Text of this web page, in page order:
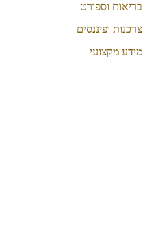
בריאות וספורט
צרכנות ופיננסים
מידע מקצועי